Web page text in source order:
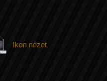
Ikon nézet